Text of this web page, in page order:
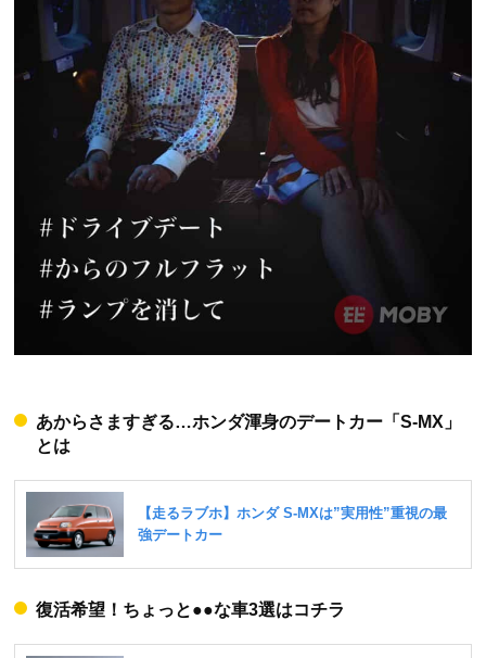
あからさますぎる…ホンダ渾身のデートカー「S-MX」
とは
復活希望！ちょっと●●な車3選はコチラ